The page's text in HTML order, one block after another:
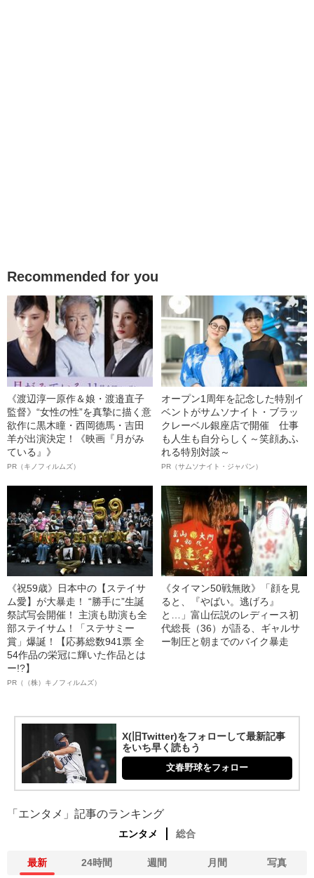
Recommended for you
《渡辺淳一原作＆娘・渡邉直子
監督》“女性の性”を真摯に描く意
欲作に黒木瞳・西岡德馬・吉田
羊が出演決定！《映画『月がみ
ている』》
PR（キノフィルムズ）
オープン1周年を記念した特別イ
ベントがサムソナイト・ブラッ
クレーベル銀座店で開催 仕事
も人生も自分らしく～笑顔あふ
れる特別対談～
PR（サムソナイト・ジャパン）
《祝59歳》日本中の【ステイサ
ム愛】が大暴走！ “勝手に”生誕
祭試写会開催！ 主演も助演も全
部ステイサム！「ステサミー
賞」爆誕！【応募総数941票 全
54作品の栄冠に輝いた作品とは
ー!?】
PR（（株）キノフィルムズ）
《タイマン50戦無敗》「顔を見
ると、『やばい。逃げろ』
と…」富山伝説のレディース初
代総長（36）が語る、ギャルサ
ー制圧と朝までのバイク暴走
X(旧Twitter)をフォローして最新記事
をいち早く読もう
文春野球をフォロー
「エンタメ」記事のランキング
エンタメ 総合
最新 24時間 週間 月間 写真